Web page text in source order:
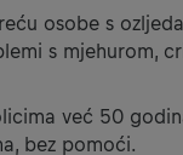
osobe s
s mjehurom,
već 50
bez pomoći.